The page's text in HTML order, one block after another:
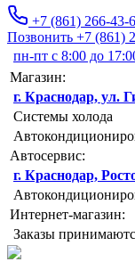
+7 (861) 266-43-
Позвонить +7 (861)
пн-пт с 8:00 до
Магазин:
г. Краснодар, ул.
Системы холода
Автосервис:
г. Краснодар,
Интернет-магазин:
Заказы